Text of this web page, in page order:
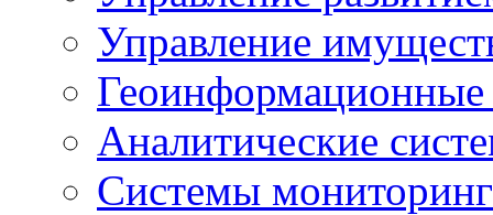
Управление
Аналитические
Системы